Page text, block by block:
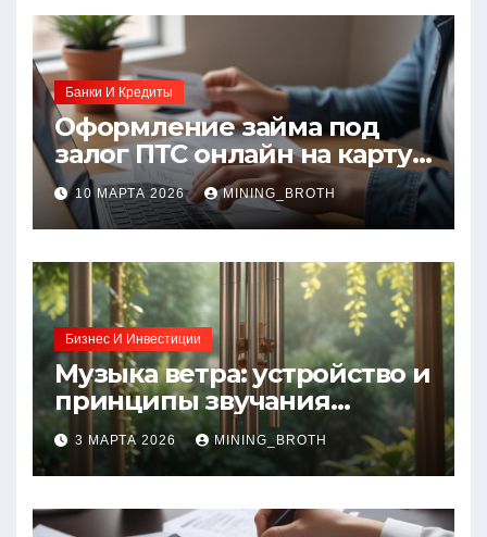
Банки И Кредиты
Оформление займа под
залог ПТС онлайн на карту
без визита в офис: порядок,
требования и документы
10 МАРТА 2026 MINING_BROTH
Бизнес И Инвестиции
Музыка ветра: устройство и
принципы звучания
колокольчиков
3 МАРТА 2026 MINING_BROTH